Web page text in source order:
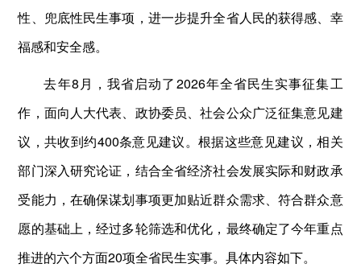
性、兜底性民生事项，进一步提升全省人民的获得感、幸
福感和安全感。
去年8月，我省启动了2026年全省民生实事征集工
作，面向人大代表、政协委员、社会公众广泛征集意见建
议，共收到约400条意见建议。根据这些意见建议，相关
部门深入研究论证，结合全省经济社会发展实际和财政承
受能力，在确保谋划事项更加贴近群众需求、符合群众意
愿的基础上，经过多轮筛选和优化，最终确定了今年重点
推进的六个方面20项全省民生实事。具体内容如下。